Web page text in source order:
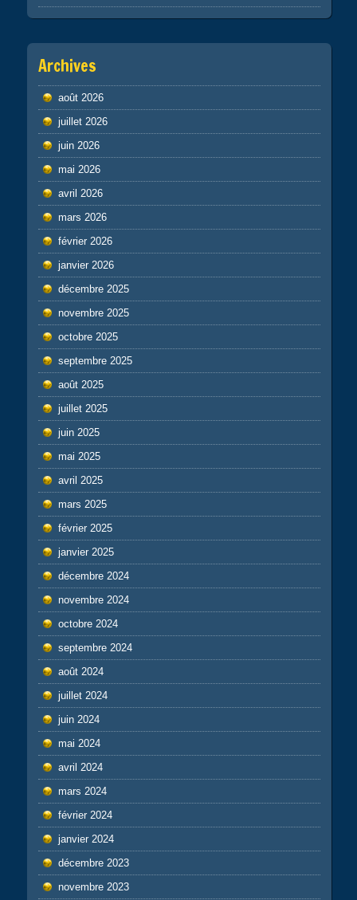
Archives
août 2026
juillet 2026
juin 2026
mai 2026
avril 2026
mars 2026
février 2026
janvier 2026
décembre 2025
novembre 2025
octobre 2025
septembre 2025
août 2025
juillet 2025
juin 2025
mai 2025
avril 2025
mars 2025
février 2025
janvier 2025
décembre 2024
novembre 2024
octobre 2024
septembre 2024
août 2024
juillet 2024
juin 2024
mai 2024
avril 2024
mars 2024
février 2024
janvier 2024
décembre 2023
novembre 2023